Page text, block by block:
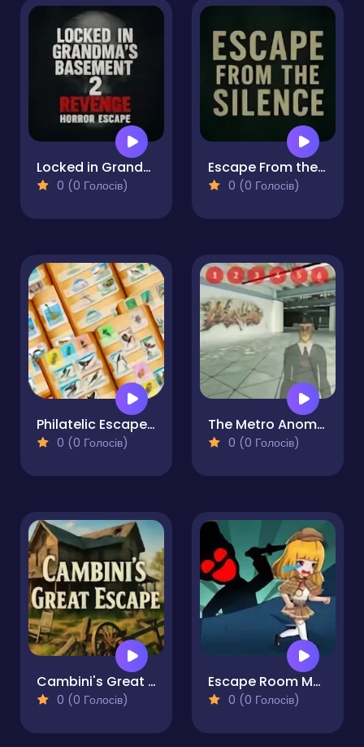
Locked in Grandma's Basement 2
0 (0 Голосів)
Escape From the Silence
0 (0 Голосів)
Philatelic Escape Fauna Album
0 (0 Голосів)
The Metro Anomaly
0 (0 Голосів)
Cambini's Great Escape
0 (0 Голосів)
Escape Room Mystery Key 2
0 (0 Голосів)